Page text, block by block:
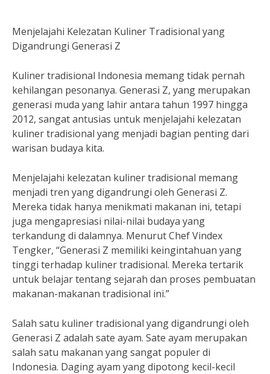
Menjelajahi Kelezatan Kuliner Tradisional yang
Digandrungi Generasi Z
Kuliner tradisional Indonesia memang tidak pernah
kehilangan pesonanya. Generasi Z, yang merupakan
generasi muda yang lahir antara tahun 1997 hingga
2012, sangat antusias untuk menjelajahi kelezatan
kuliner tradisional yang menjadi bagian penting dari
warisan budaya kita.
Menjelajahi kelezatan kuliner tradisional memang
menjadi tren yang digandrungi oleh Generasi Z.
Mereka tidak hanya menikmati makanan ini, tetapi
juga mengapresiasi nilai-nilai budaya yang
terkandung di dalamnya. Menurut Chef Vindex
Tengker, “Generasi Z memiliki keingintahuan yang
tinggi terhadap kuliner tradisional. Mereka tertarik
untuk belajar tentang sejarah dan proses pembuatan
makanan-makanan tradisional ini.”
Salah satu kuliner tradisional yang digandrungi oleh
Generasi Z adalah sate ayam. Sate ayam merupakan
salah satu makanan yang sangat populer di
Indonesia. Daging ayam yang dipotong kecil-kecil